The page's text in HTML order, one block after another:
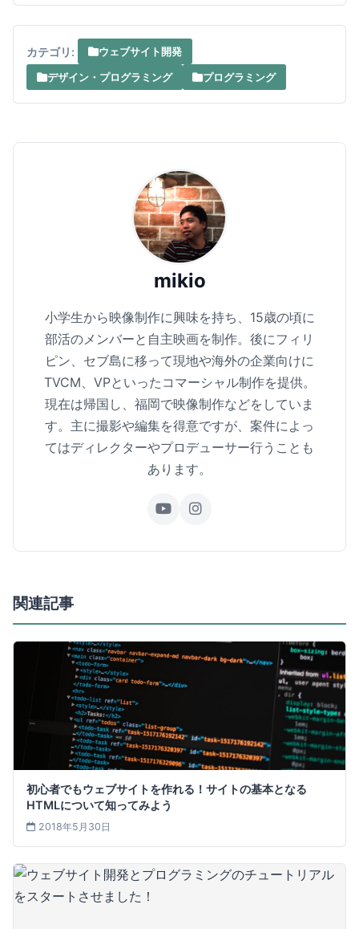
カテゴリ:
ウェブサイト開発
デザイン・プログラミング
プログラミング
mikio
小学生から映像制作に興味を持ち、15歳の頃に
部活のメンバーと自主映画を制作。後にフィリ
ピン、セブ島に移って現地や海外の企業向けに
TVCM、VPといったコマーシャル制作を提供。
現在は帰国し、福岡で映像制作などをしていま
す。主に撮影や編集を得意ですが、案件によっ
てはディレクターやプロデューサー行うことも
あります。
関連記事
初心者でもウェブサイトを作れる！サイトの基本となる
HTMLについて知ってみよう
2018年5月30日